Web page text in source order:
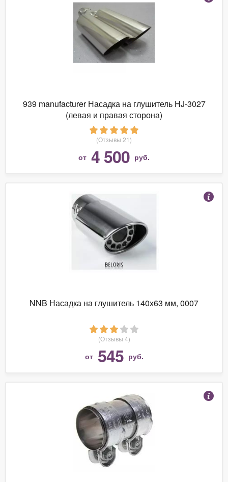
939 manufacturer Насадка на глушитель HJ-3027
(левая и правая сторона)
(Отзывы 21)
от 4 500 руб.
NNB Насадка на глушитель 140х63 мм, 0007
(Отзывы 4)
от 545 руб.